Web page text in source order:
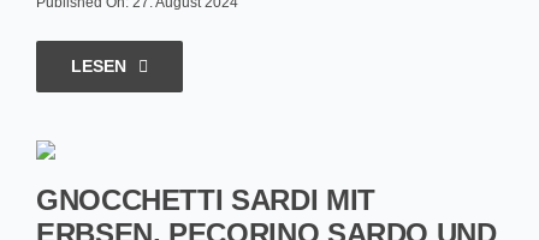
LESEN
GNOCCHETTI SARDI MIT
ERBSEN, PECORINO SARDO UND